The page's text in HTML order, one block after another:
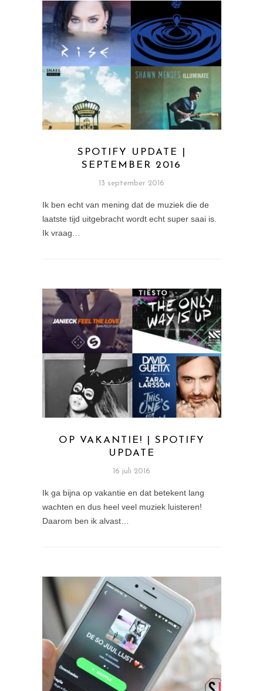
SPOTIFY UPDATE |
SEPTEMBER 2016
13 september 2016
Ik ben echt van mening dat de muziek die de
laatste tijd uitgebracht wordt echt super saai is.
Ik vraag…
OP VAKANTIE! | SPOTIFY
UPDATE
16 juli 2016
Ik ga bijna op vakantie en dat betekent lang
wachten en dus heel veel muziek luisteren!
Daarom ben ik alvast…